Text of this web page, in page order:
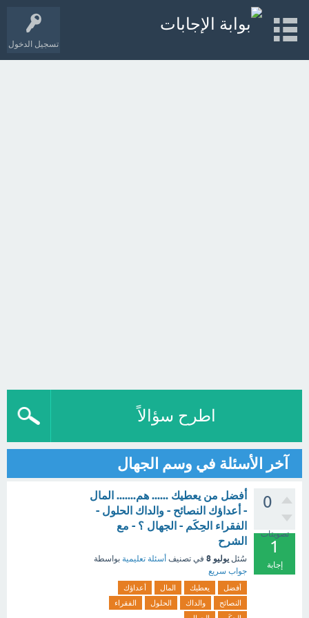
تسجيل الدخول
اطرح سؤالاً
آخر الأسئلة في وسم الجهال
0
تصويتات
1
إجابة
أفضل من يعطيك ...... هم....... المال
- أعداؤك النصائح - والداك الحلول -
الفقراء الحِكَم - الجهال ؟ - مع
الشرح
سُئل يوليو 8 في تصنيف أسئلة تعليمية بواسطة
جواب سريع
أفضل يعطيك المال
أعداؤك
النصائح
والداك الحلول
الفقراء